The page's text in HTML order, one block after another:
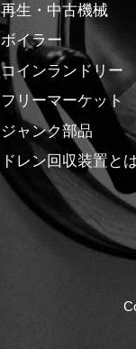
再生・中古機械
ボイラー
コインランドリー
フリーマーケット
ジャンク部品
ドレン回収装置と